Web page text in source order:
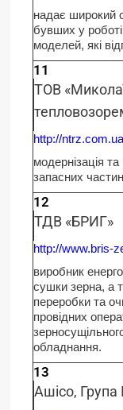
надає широкий
бувших у
моделей, які
11
ТОВ
http://ntrz.com.ua
модернізація
запасних частин
12
ТДВ «БРИГ»
http://www.bris-
виробник
сушки зерна, а
переробки та
провідних
обладнання.
13
Ашісо, Група